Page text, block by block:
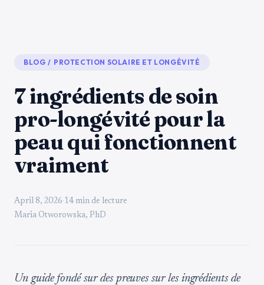
BLOG / PROTECTION SOLAIRE ET LONGÉVITÉ
7 ingrédients de soin
pro-longévité pour la
peau qui fonctionnent
vraiment
April 8, 2026· 14 min de lecture
Maria Otworowska, PhD
Un guide fondé sur des preuves sur les ingrédients de